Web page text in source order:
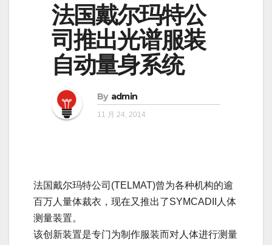
法国戴尔玛特公
司推出光谱服装
自动量身系统
By admin
11 月 24, 2014
法国戴尔玛特公司(TELMAT)曾为各种机构的逾
百万人量体裁衣，现在又推出了SYMCADII人体
测量装置。
该创新装置是专门为制作服装而对人体进行测量